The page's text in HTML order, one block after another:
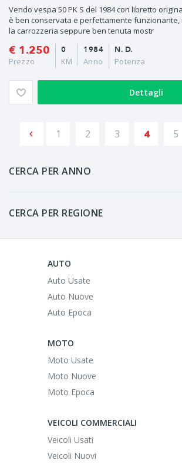
Vendo vespa 50 PK S del 1984 con libretto
è ben conservata e perfettamente funzionante,
la carrozzeria seppure ben tenuta mostr
€ 1.250
Prezzo
1984
Anno
0
KM
N. D.
Potenza
Dettagli
1 2 3 4 5
CERCA PER ANNO
CERCA PER REGIONE
AUTO
Auto Usate
Auto Nuove
Auto Epoca
MOTO
Moto Usate
Moto Nuove
Moto Epoca
VEICOLI COMMERCIALI
Veicoli Usati
Veicoli Nuovi